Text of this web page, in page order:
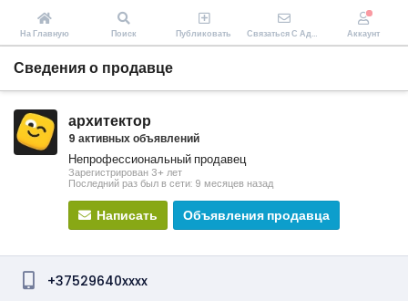
Сведения о продавце
архитектор
9 активных объявлений
Непрофессиональный продавец
Зарегистрирован 3+ лет
Последний раз был в сети: 9 месяцев назад
Написать Объявления продавца
+37529640xxxx
На Главную Поиск Публиковать Связаться С Администрацией Zakopeiki.by Аккаунт